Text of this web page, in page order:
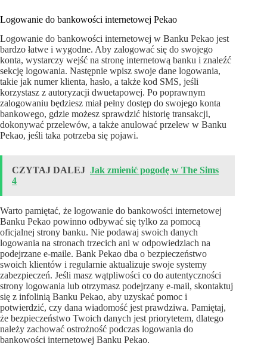
Logowanie do bankowości internetowej Pekao
Logowanie do bankowości internetowej w Banku Pekao jest
bardzo łatwe i wygodne. Aby zalogować się do swojego
konta, wystarczy wejść na stronę internetową banku i znaleźć
sekcję logowania. Następnie wpisz swoje dane logowania,
takie jak numer klienta, hasło, a także kod SMS, jeśli
korzystasz z autoryzacji dwuetapowej. Po poprawnym
zalogowaniu będziesz miał pełny dostęp do swojego konta
bankowego, gdzie możesz sprawdzić historię transakcji,
dokonywać przelewów, a także anulować przelew w Banku
Pekao, jeśli taka potrzeba się pojawi.
CZYTAJ DALEJ Jak zmienić pogodę w The Sims
4
Warto pamiętać, że logowanie do bankowości internetowej
Banku Pekao powinno odbywać się tylko za pomocą
oficjalnej strony banku. Nie podawaj swoich danych
logowania na stronach trzecich ani w odpowiedziach na
podejrzane e-maile. Bank Pekao dba o bezpieczeństwo
swoich klientów i regularnie aktualizuje swoje systemy
zabezpieczeń. Jeśli masz wątpliwości co do autentyczności
strony logowania lub otrzymasz podejrzany e-mail, skontaktuj
się z infolinią Banku Pekao, aby uzyskać pomoc i
potwierdzić, czy dana wiadomość jest prawdziwa. Pamiętaj,
że bezpieczeństwo Twoich danych jest priorytetem, dlatego
należy zachować ostrożność podczas logowania do
bankowości internetowej Banku Pekao.